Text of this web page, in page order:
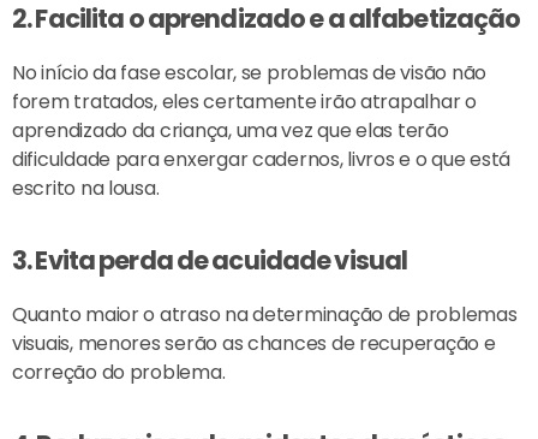
2. Facilita o aprendizado e a alfabetização
No início da fase escolar, se problemas de visão não
forem tratados, eles certamente irão atrapalhar o
aprendizado da criança, uma vez que elas terão
dificuldade para enxergar cadernos, livros e o que está
escrito na lousa.
3. Evita perda de acuidade visual
Quanto maior o atraso na determinação de problemas
visuais, menores serão as chances de recuperação e
correção do problema.